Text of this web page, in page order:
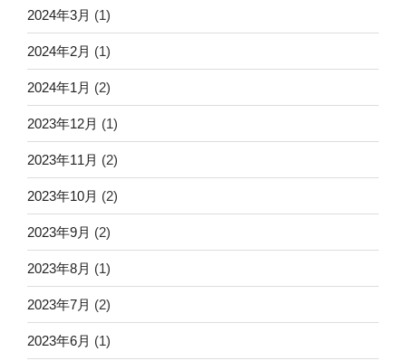
2024年3月 (1)
2024年2月 (1)
2024年1月 (2)
2023年12月 (1)
2023年11月 (2)
2023年10月 (2)
2023年9月 (2)
2023年8月 (1)
2023年7月 (2)
2023年6月 (1)